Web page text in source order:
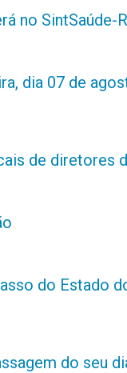
no SintSaúde-
dia 07 de
de diretores
do Estado
do seu